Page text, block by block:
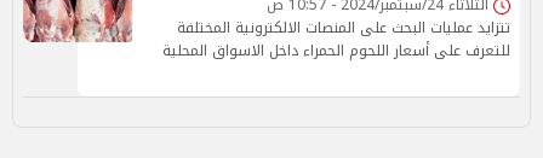
تتزايد عمليات البحث على المنصات الالكترونية المختلفة
للتعرف على أسعار اللحوم الحمراء داخل الاسواق المحلية